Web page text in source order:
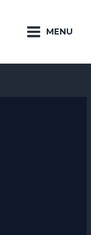
HľadaťMenuMENU